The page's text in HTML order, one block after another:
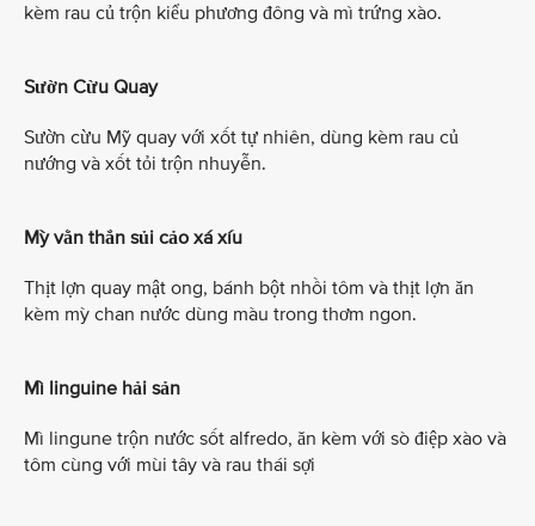
kèm rau củ trộn kiểu phương đông và mì trứng xào.
Sườn Cừu Quay
Sườn cừu Mỹ quay với xốt tự nhiên, dùng kèm rau củ
nướng và xốt tỏi trộn nhuyễn.
Mỳ vằn thắn sủi cảo xá xíu
Thịt lợn quay mật ong, bánh bột nhồi tôm và thịt lợn ăn
kèm mỳ chan nước dùng màu trong thơm ngon.
Mì linguine hải sản
Mì lingune trộn nước sốt alfredo, ăn kèm với sò điệp xào và
tôm cùng với mùi tây và rau thái sợi